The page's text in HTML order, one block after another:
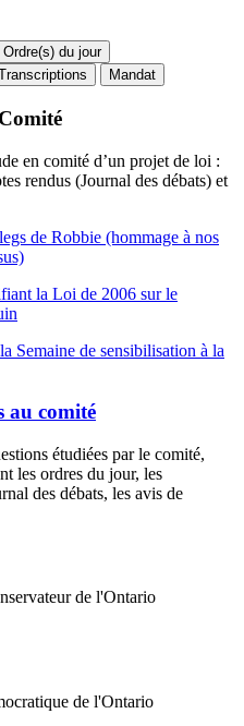
Ordre(s) du jour
Mandat
en comité d’un projet de loi :
rendus (Journal des débats) et
de Robbie (hommage à nos
la Loi de 2006 sur le
Semaine de sensibilisation à la
au comité
étudiées par le comité,
les ordres du jour, les
des débats, les avis de
de l'Ontario
de l'Ontario